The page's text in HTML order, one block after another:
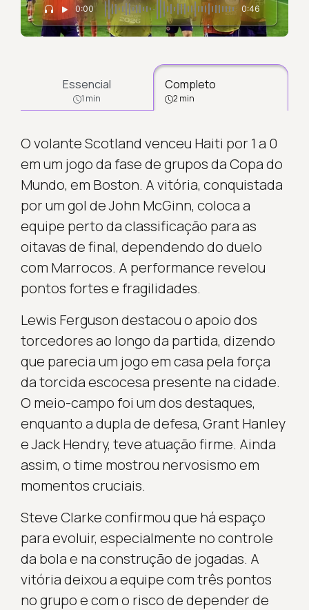
0:00 0:46
Essencial
1 min
Completo
2 min
O volante Scotland venceu Haiti por 1 a 0
em um jogo da fase de grupos da Copa do
Mundo, em Boston. A vitória, conquistada
por um gol de John McGinn, coloca a
equipe perto da classificação para as
oitavas de final, dependendo do duelo
com Marrocos. A performance revelou
pontos fortes e fragilidades.
Lewis Ferguson destacou o apoio dos
torcedores ao longo da partida, dizendo
que parecia um jogo em casa pela força
da torcida escocesa presente na cidade.
O meio-campo foi um dos destaques,
enquanto a dupla de defesa, Grant Hanley
e Jack Hendry, teve atuação firme. Ainda
assim, o time mostrou nervosismo em
momentos cruciais.
Steve Clarke confirmou que há espaço
para evoluir, especialmente no controle
da bola e na construção de jogadas. A
vitória deixou a equipe com três pontos
no grupo e com o risco de depender de